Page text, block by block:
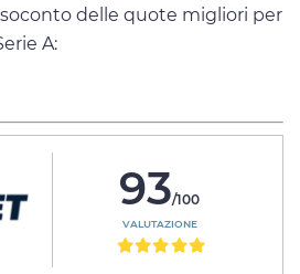
delle quote migliori per
A:
93/100
VALUTAZIONE